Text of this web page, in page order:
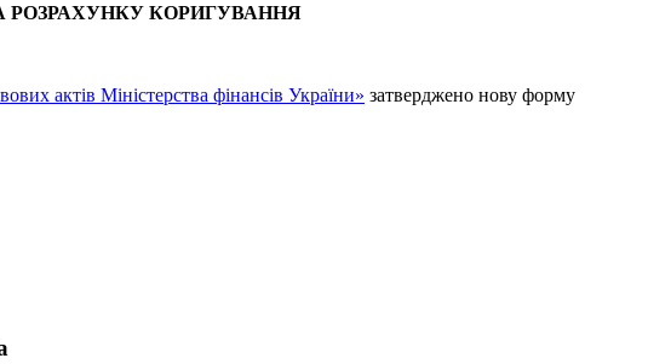
КОРИГУВАННЯ
актів Міністерства фінансів України» затверджено нову форму